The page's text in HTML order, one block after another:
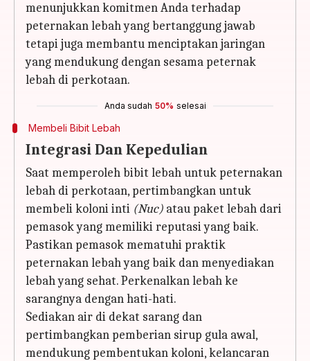
menunjukkan komitmen Anda terhadap
peternakan lebah yang bertanggung jawab
tetapi juga membantu menciptakan jaringan
yang mendukung dengan sesama peternak
lebah di perkotaan.
Anda sudah 50% selesai
Membeli Bibit Lebah
Integrasi Dan Kepedulian
Saat memperoleh bibit lebah untuk peternakan
lebah di perkotaan, pertimbangkan untuk
membeli koloni inti (Nuc) atau paket lebah dari
pemasok yang memiliki reputasi yang baik.
Pastikan pemasok mematuhi praktik
peternakan lebah yang baik dan menyediakan
lebah yang sehat. Perkenalkan lebah ke
sarangnya dengan hati-hati.
Sediakan air di dekat sarang dan
pertimbangkan pemberian sirup gula awal,
mendukung pembentukan koloni, kelancaran